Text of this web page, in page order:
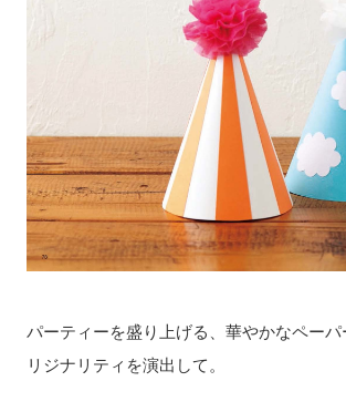
パーティーを盛り上げる、華やかなペー
リジナリティを演出して。